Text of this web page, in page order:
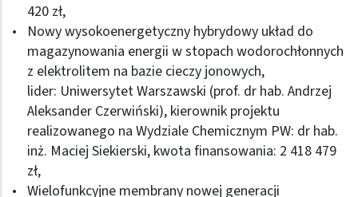
420 zł,
Nowy wysokoenergetyczny hybrydowy układ do
magazynowania energii w stopach wodorochłonnych
z elektrolitem na bazie cieczy jonowych,
lider: Uniwersytet Warszawski (prof. dr hab. Andrzej
Aleksander Czerwiński), kierownik projektu
realizowanego na Wydziale Chemicznym PW: dr hab.
inż. Maciej Siekierski, kwota finansowania: 2 418 479
zł,
Wielofunkcyjne membrany nowej generacji